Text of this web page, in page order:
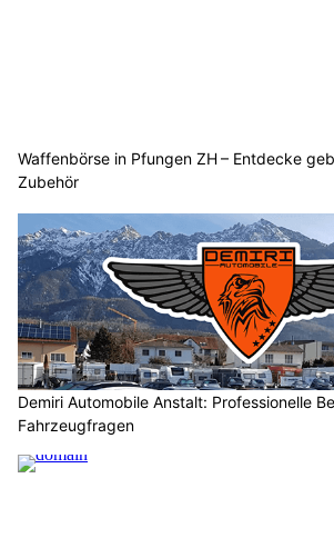
Waffenbörse in Pfungen ZH – Entdecke
Zubehör
Demiri Automobile Anstalt: Professionelle
Fahrzeugfragen